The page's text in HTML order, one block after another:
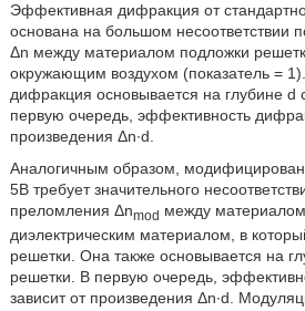
Эффективная дифракция от
основана на большом несоответствии
Δn между материалом подложки
окружающим воздухом (показатель =
дифракция основывается на глубине d
первую очередь, эффективность
произведения Δn∙d.
Аналогичным образом,
5B требует значительного
преломления Δnmod между
диэлектрическим материалом, в
решетки. Она также основывается на
решетки. В первую очередь,
зависит от произведения Δn∙d.